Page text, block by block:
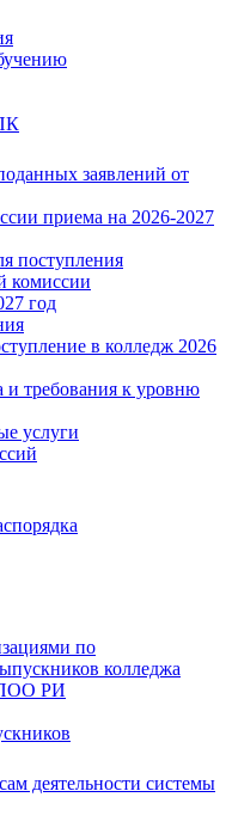
заявлений от
приема на 2026-2027
поступления
комиссии
год
в колледж 2026
и требования к уровню
услуги
по
колледжа
РИ
деятельности системы